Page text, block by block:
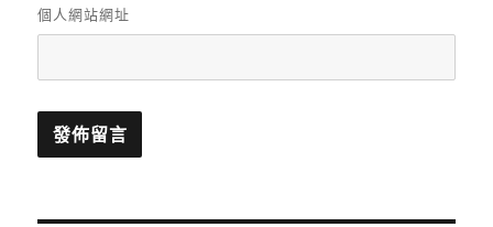
個人網站網址